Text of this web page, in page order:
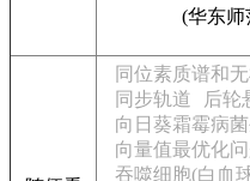
(华东师
同位素质谱和
同步轨道
后轮
向日葵霜霉病
向量值最优化
吞噬细胞(白血